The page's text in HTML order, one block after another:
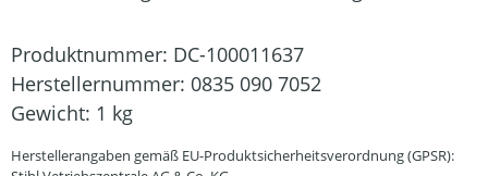
Produktnummer: DC-100011637
Herstellernummer: 0835 090 7052
Gewicht: 1 kg
Herstellerangaben gemäß EU-Produktsicherheitsverordnung (GPSR):